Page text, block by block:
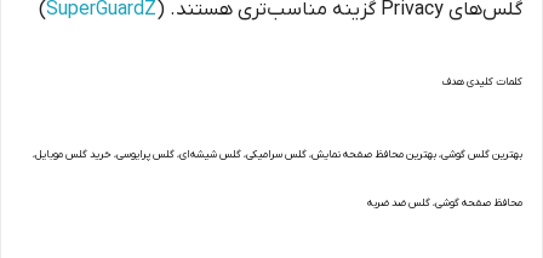
گلس‌های Privacy گزینه مناسب‌تری هستند. (
SuperGuardZ
)
کلمات کلیدی هدف
بهترین گلس گوشی، بهترین محافظ صفحه نمایش، گلس سرامیکی، گلس شیشه‌ای، گلس پرایوسی، خرید گلس موبایل،
محافظ صفحه گوشی، گلس ضد ضربه